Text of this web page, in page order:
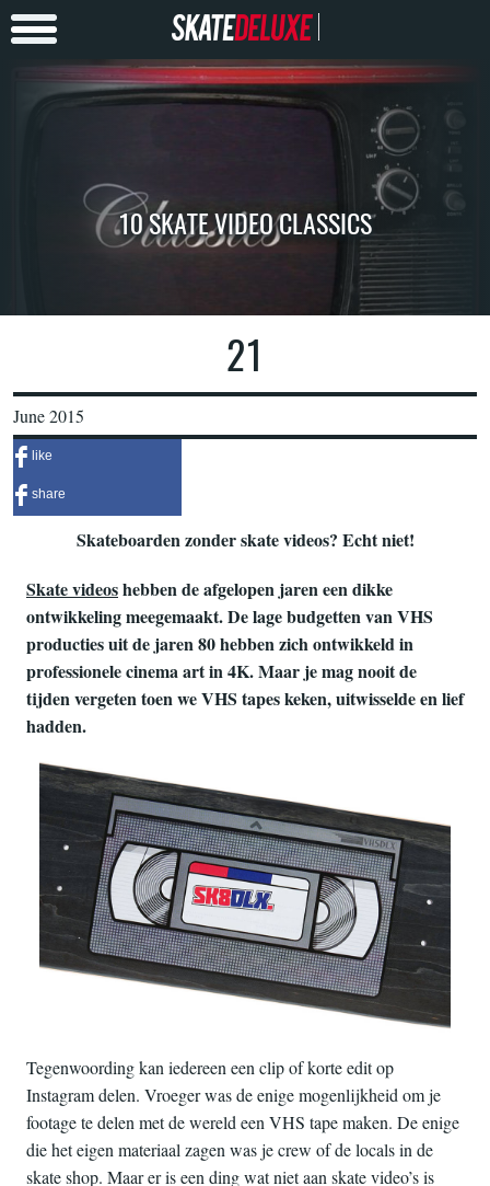
10 SKATE VIDEO CLASSICS
21
June 2015
like
share
Skateboarden zonder skate videos? Echt niet!
Skate videoshebben de afgelopen jaren een dikke
ontwikkeling meegemaakt. De lage budgetten van VHS
producties uit de jaren 80 hebben zich ontwikkeld in
professionele cinema art in 4K. Maar je mag nooit de
tijden vergeten toen we VHS tapes keken, uitwisselde en lief
hadden.
Tegenwoording kan iedereen een clip of korte edit op
Instagram delen. Vroeger was de enige mogenlijkheid om je
footage te delen met de wereld een VHS tape maken. De enige
die het eigen materiaal zagen was je crew of de locals in de
skate shop. Maar er is een ding wat niet aan skate video’s is